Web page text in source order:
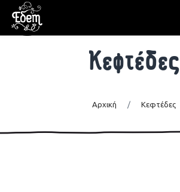
Κεφτέδες
Αρχική / Κεφτέδες